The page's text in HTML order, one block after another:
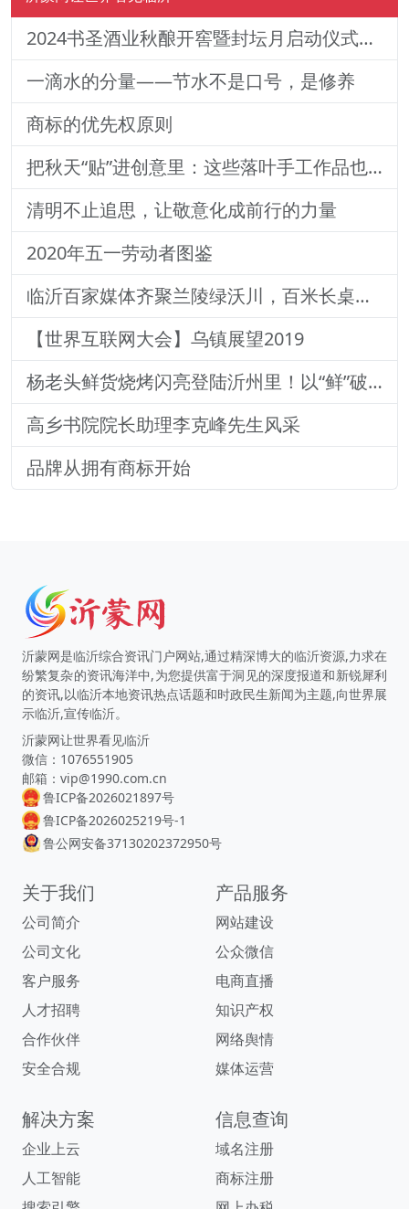
2024书圣酒业秋酿开窖暨封坛月启动仪式隆重开幕
一滴水的分量——节水不是口号，是修养
商标的优先权原则
把秋天“贴”进创意里：这些落叶手工作品也太会了吧！
清明不止追思，让敬意化成前行的力量
2020年五一劳动者图鉴
临沂百家媒体齐聚兰陵绿沃川，百米长桌宴开席600多人共品兰陵首届草莓文化节有机美食
【世界互联网大会】乌镇展望2019
杨老头鲜货烧烤闪亮登陆沂州里！以“鲜”破局，以“味”制胜！
高乡书院院长助理李克峰先生风采
品牌从拥有商标开始
沂蒙网是临沂综合资讯门户网站,通过精深博大的临沂资源,力求在
纷繁复杂的资讯海洋中,为您提供富于洞见的深度报道和新锐犀利
的资讯,以临沂本地资讯热点话题和时政民生新闻为主题,向世界展
示临沂,宣传临沂。
沂蒙网让世界看见临沂
微信：1076551905
邮箱：vip@1990.com.cn
鲁ICP备2026021897号
鲁ICP备2026025219号-1
鲁公网安备37130202372950号
关于我们
公司简介
公司文化
客户服务
人才招聘
合作伙伴
安全合规
产品服务
网站建设
公众微信
电商直播
知识产权
网络舆情
媒体运营
解决方案
企业上云
人工智能
信息查询
域名注册
商标注册